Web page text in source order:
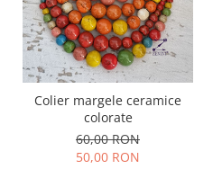
Colier margele ceramice
colorate
60,00 RON
50,00 RON